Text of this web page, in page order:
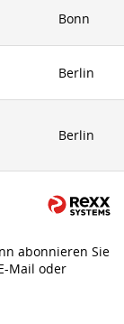
Bonn
Berlin
Berlin
abonnieren Sie
Mail oder